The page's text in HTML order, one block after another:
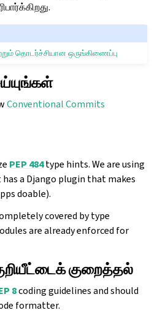
தொடர்ச்சியான ஒருங்கிணைப்பு
Conventional Commits
PEP 484type hints. We are using
a Django plugin that makes
doable).
covered by type
are already enforced for
குறைத்தல்
8coding guidelines and should
formatter.